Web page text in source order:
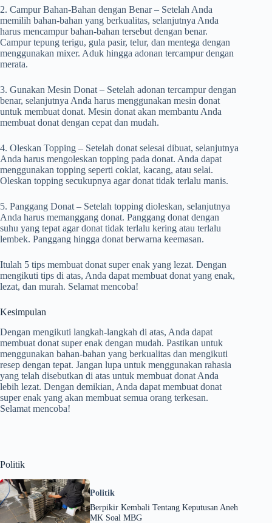
2. Campur Bahan-Bahan dengan Benar – Setelah Anda
memilih bahan-bahan yang berkualitas, selanjutnya Anda
harus mencampur bahan-bahan tersebut dengan benar.
Campur tepung terigu, gula pasir, telur, dan mentega dengan
menggunakan mixer. Aduk hingga adonan tercampur dengan
merata.
3. Gunakan Mesin Donat – Setelah adonan tercampur dengan
benar, selanjutnya Anda harus menggunakan mesin donat
untuk membuat donat. Mesin donat akan membantu Anda
membuat donat dengan cepat dan mudah.
4. Oleskan Topping – Setelah donat selesai dibuat, selanjutnya
Anda harus mengoleskan topping pada donat. Anda dapat
menggunakan topping seperti coklat, kacang, atau selai.
Oleskan topping secukupnya agar donat tidak terlalu manis.
5. Panggang Donat – Setelah topping dioleskan, selanjutnya
Anda harus memanggang donat. Panggang donat dengan
suhu yang tepat agar donat tidak terlalu kering atau terlalu
lembek. Panggang hingga donat berwarna keemasan.
Itulah 5 tips membuat donat super enak yang lezat. Dengan
mengikuti tips di atas, Anda dapat membuat donat yang enak,
lezat, dan murah. Selamat mencoba!
Kesimpulan
Dengan mengikuti langkah-langkah di atas, Anda dapat
membuat donat super enak dengan mudah. Pastikan untuk
menggunakan bahan-bahan yang berkualitas dan mengikuti
resep dengan tepat. Jangan lupa untuk menggunakan rahasia
yang telah disebutkan di atas untuk membuat donat Anda
lebih lezat. Dengan demikian, Anda dapat membuat donat
super enak yang akan membuat semua orang terkesan.
Selamat mencoba!
Politik
Politik
Berpikir Kembali Tentang Keputusan Aneh
MK Soal MBG